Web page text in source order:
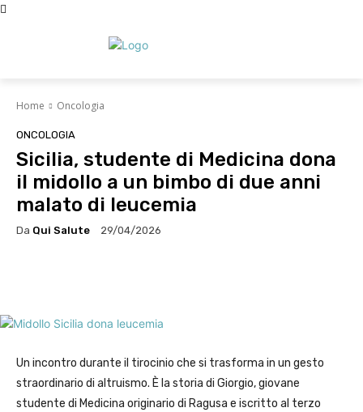
Home Oncologia
ONCOLOGIA
Sicilia, studente di Medicina dona
il midollo a un bimbo di due anni
malato di leucemia
Da Qui Salute 29/04/2026
Un incontro durante il tirocinio che si trasforma in un gesto
straordinario di altruismo. È la storia di Giorgio, giovane
studente di Medicina originario di Ragusa e iscritto al terzo